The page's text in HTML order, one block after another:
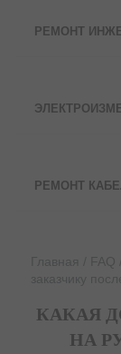
РЕМОНТ
РЕМОНТ
КАКАЯ
НА